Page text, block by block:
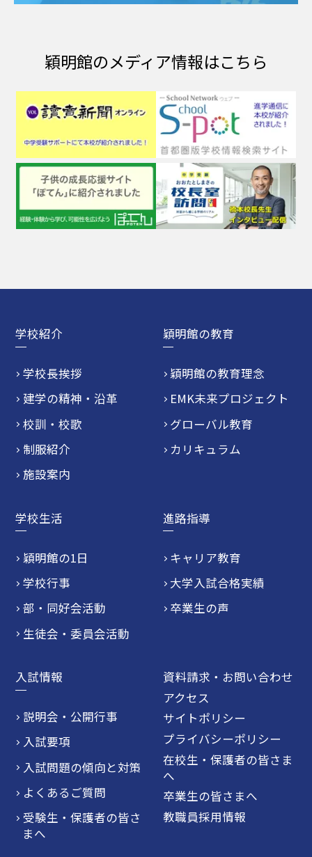
穎明館のメディア情報はこちら
学校紹介
学校長挨拶
建学の精神・沿革
校訓・校歌
制服紹介
施設案内
穎明館の教育
穎明館の教育理念
EMK未来プロジェクト
グローバル教育
カリキュラム
学校生活
穎明館の1日
学校行事
部・同好会活動
生徒会・委員会活動
進路指導
キャリア教育
大学入試合格実績
卒業生の声
入試情報
説明会・公開行事
入試要項
入試問題の傾向と対策
よくあるご質問
受験生・保護者の皆さ
まへ
資料請求・お問い合わせ
アクセス
サイトポリシー
プライバシーポリシー
在校生・保護者の皆さま
へ
卒業生の皆さまへ
教職員採用情報